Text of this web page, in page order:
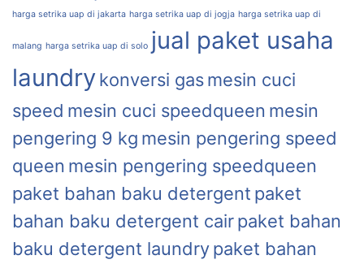
harga setrika uap di jakarta harga setrika uap di jogja harga setrika uap di
malang harga setrika uap di solo jual paket usaha
laundrykonversi gasmesin cuci
speed mesin cuci speedqueen mesin
pengering 9 kg mesin pengering speed
queen mesin pengering speedqueen
paket bahan baku detergent paket
bahan baku detergent cairpaket bahan
baku detergent laundrypaket bahan